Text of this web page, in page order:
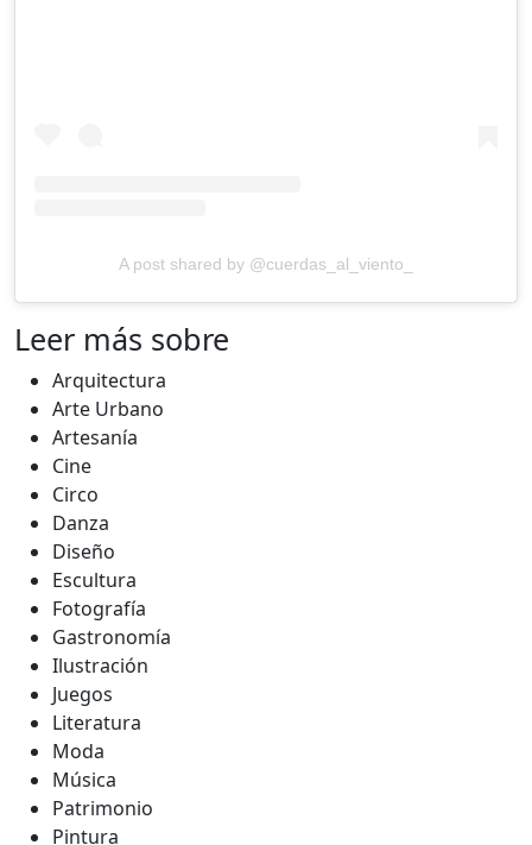
A post shared by @cuerdas_al_viento_
Leer más sobre
Arquitectura
Arte Urbano
Artesanía
Cine
Circo
Danza
Diseño
Escultura
Fotografía
Gastronomía
Ilustración
Juegos
Literatura
Moda
Música
Patrimonio
Pintura